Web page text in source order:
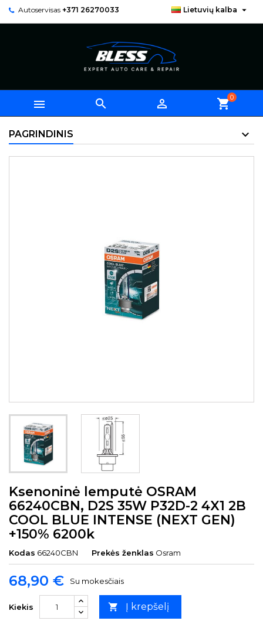
Autoservisas +371 26270033 Lietuvių kalba 
   shopping_cart0
PAGRINDINIS
Ksenoninė lemputė OSRAM
66240CBN, D2S 35W P32D-2 4X1 2B
COOL BLUE INTENSE (NEXT GEN)
+150% 6200k
Kodas 66240CBN Prekės ženklas Osram
68,90 € Su mokesčiais
Kiekis  Į krepšelį